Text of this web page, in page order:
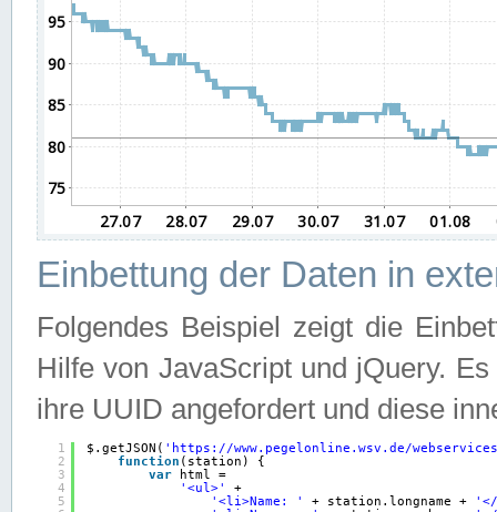
Einbettung der Daten in
Folgendes Beispiel zeigt die
Hilfe von JavaScript und jQuery.
ihre UUID angefordert und diese
1
2
3
4
5
$.getJSON( ' https://www.pegelonline.wsv.de/
function (station) {
var
html =
'<ul>'
+
'<li>Name: '
+ station.longname +